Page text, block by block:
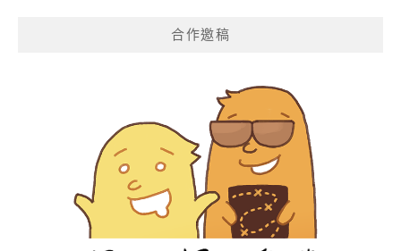
合作邀稿